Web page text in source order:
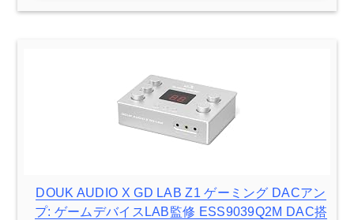
DOUK AUDIO X GD LAB Z1 ゲーミング DACアン
プ: ゲームデバイスLAB監修 ESS9039Q2M DAC搭